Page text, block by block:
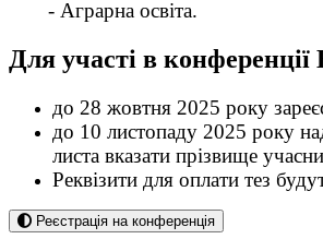
- Аграрна освіта.
Для участі в конференції
до 28 жовтня 2025 року
до 10 листопаду 2025 року
листа вказати прізвище
Реквізити для оплати тез
Реєстрація на конференція